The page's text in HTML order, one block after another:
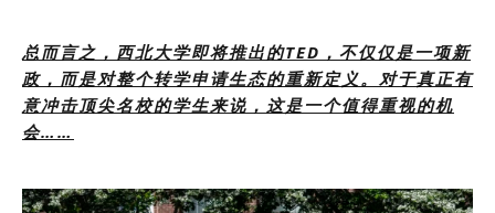
总而言之，西北大学即将推出的TED，不仅仅是一项新
政，而是对整个转学申请生态的重新定义。对于真正有
意冲击顶尖名校的学生来说，这是一个值得重视的机
会……